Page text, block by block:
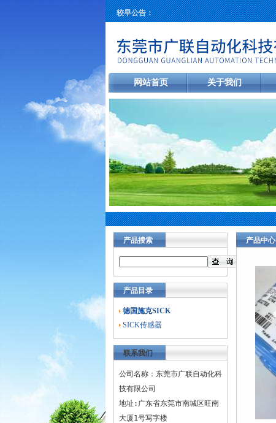
较早公告：
网站首页 关于我们
产品搜索
产品目录
德国施克SICK
SICK传感器
联系我们
公司名称：东莞市广联自动化科
技有限公司
地址:广东省东莞市南城区旺南
大厦1号写字楼
产品中心